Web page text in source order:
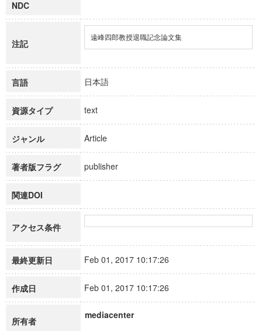
NDC
注記
遠峰四郎教授退職記念論文集
言語 日本語
資源タイプ text
ジャンル Article
著者版フラグ publisher
関連DOI
アクセス条件
最終更新日 Feb 01, 2017 10:17:26
作成日 Feb 01, 2017 10:17:26
所有者
mediacenter